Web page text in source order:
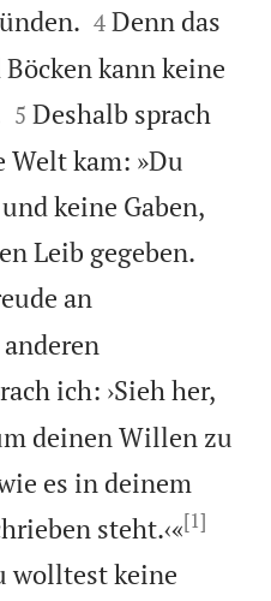


4 Denn das
kann keine


5 Deshalb sprach
Welt kam: »Du
keine Gaben,
Leib gegeben.
an
ich: ›Sieh her,
deinen Willen zu
es in deinem
steht.‹«[1]
wolltest keine